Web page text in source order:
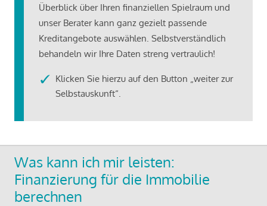
Überblick über Ihren finanziellen Spielraum und
unser Berater kann ganz gezielt passende
Kreditangebote auswählen. Selbstverständlich
behandeln wir Ihre Daten streng vertraulich!
Klicken Sie hierzu auf den Button „weiter zur
Selbstauskunft“.
Was kann ich mir leisten:
Finanzierung für die Immobilie
berechnen